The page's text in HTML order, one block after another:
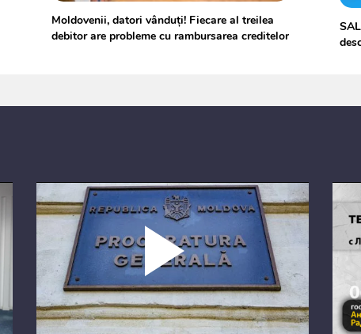
Moldovenii, datori vânduți! Fiecare al treilea
debitor are probleme cu rambursarea creditelor